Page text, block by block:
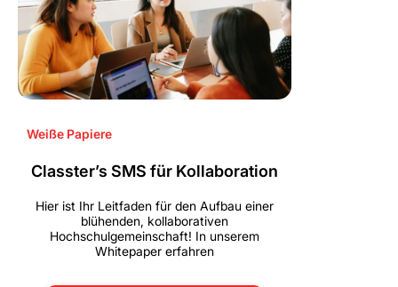
Weiße Papiere
Classter’s SMS für Kollaboration
Hier ist Ihr Leitfaden für den Aufbau einer
blühenden, kollaborativen
Hochschulgemeinschaft! In unserem
Whitepaper erfahren